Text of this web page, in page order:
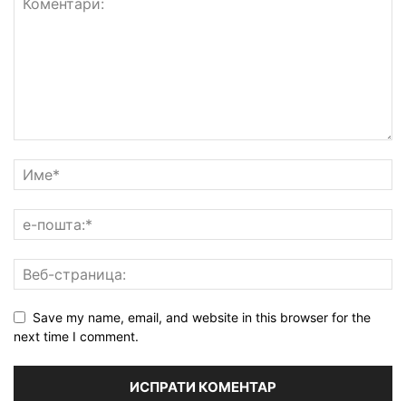
Save my name, email, and website in this browser for the
next time I comment.